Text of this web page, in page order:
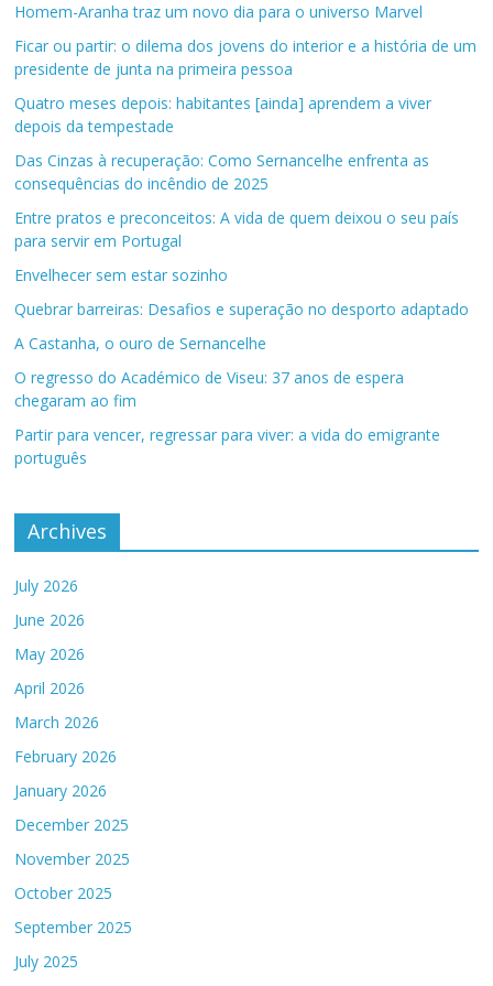
Homem-Aranha traz um novo dia para o universo Marvel
Ficar ou partir: o dilema dos jovens do interior e a história de um
presidente de junta na primeira pessoa
Quatro meses depois: habitantes [ainda] aprendem a viver
depois da tempestade
Das Cinzas à recuperação: Como Sernancelhe enfrenta as
consequências do incêndio de 2025
Entre pratos e preconceitos: A vida de quem deixou o seu país
para servir em Portugal
Envelhecer sem estar sozinho
Quebrar barreiras: Desafios e superação no desporto adaptado
A Castanha, o ouro de Sernancelhe
O regresso do Académico de Viseu: 37 anos de espera
chegaram ao fim
Partir para vencer, regressar para viver: a vida do emigrante
português
Archives
July 2026
June 2026
May 2026
April 2026
March 2026
February 2026
January 2026
December 2025
November 2025
October 2025
September 2025
July 2025